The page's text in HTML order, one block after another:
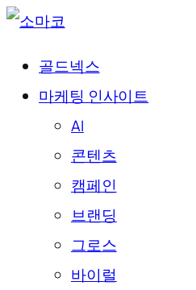
골드넥스
마케팅 인사이트
AI
콘텐츠
캠페인
브랜딩
그로스
바이럴